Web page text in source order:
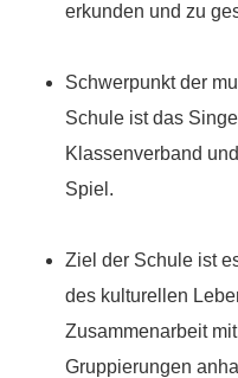
erkunden und zu
Schwerpunkt der
Schule ist das
Klassenverband
Spiel.
Ziel der Schule ist
des kulturellen
Zusammenarbeit
Gruppierungen